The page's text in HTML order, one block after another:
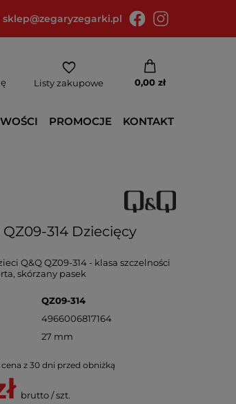
sklep@zegaryzegarki.pl
Listy zakupowe 0,00 zł
PROMOCJE KONTAKT
314 Dziecięcy
Q&Q QZ09-314 - klasa szczelności
skórzany pasek
QZ09-314
4966006817164
27 mm
cena z 30 dni przed obniżką
brutto/szt.